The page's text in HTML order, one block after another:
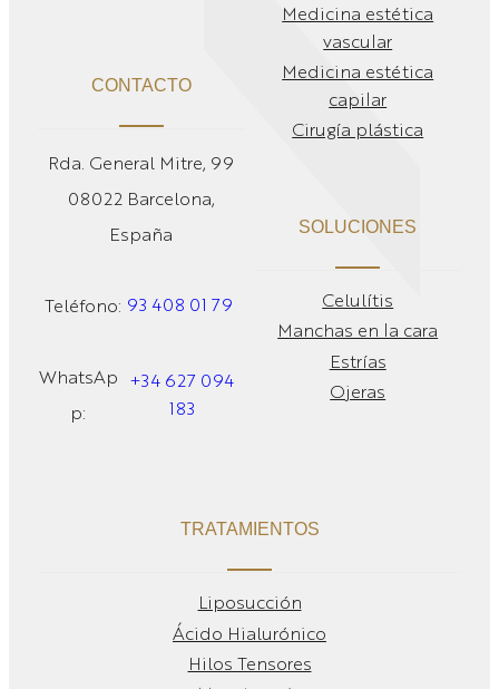
CONTACTO
Rda. General Mitre, 99
08022 Barcelona,
España
Teléfono: 93 408 01 79
WhatsAp
p:
+34 627 094
183
Medicina estética
vascular
Medicina estética
capilar
Cirugía plástica
SOLUCIONES
Celulítis
Manchas en la cara
Estrías
Ojeras
TRATAMIENTOS
Liposucción
Ácido Hialurónico
Hilos Tensores